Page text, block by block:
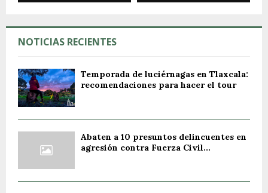
NOTICIAS RECIENTES
Temporada de luciérnagas en Tlaxcala:
recomendaciones para hacer el tour
Abaten a 10 presuntos delincuentes en
agresión contra Fuerza Civil...